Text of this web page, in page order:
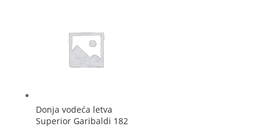
Donja vodeća letva
Superior Garibaldi 182